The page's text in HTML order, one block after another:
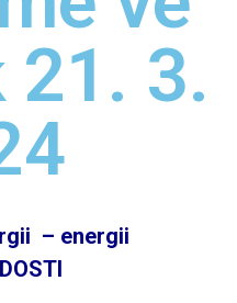
3.
– energii